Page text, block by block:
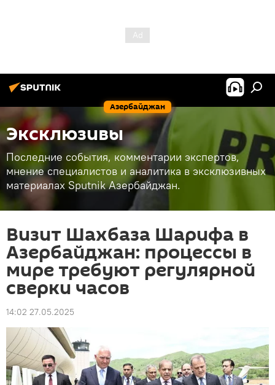
Азербайджан
Эксклюзивы
Последние события, комментарии экспертов,
мнение специалистов и аналитика в эксклюзивных
материалах Sputnik Азербайджан.
Визит Шахбаза Шарифа в
Азербайджан: процессы в
мире требуют регулярной
сверки часов
14:02 27.05.2025